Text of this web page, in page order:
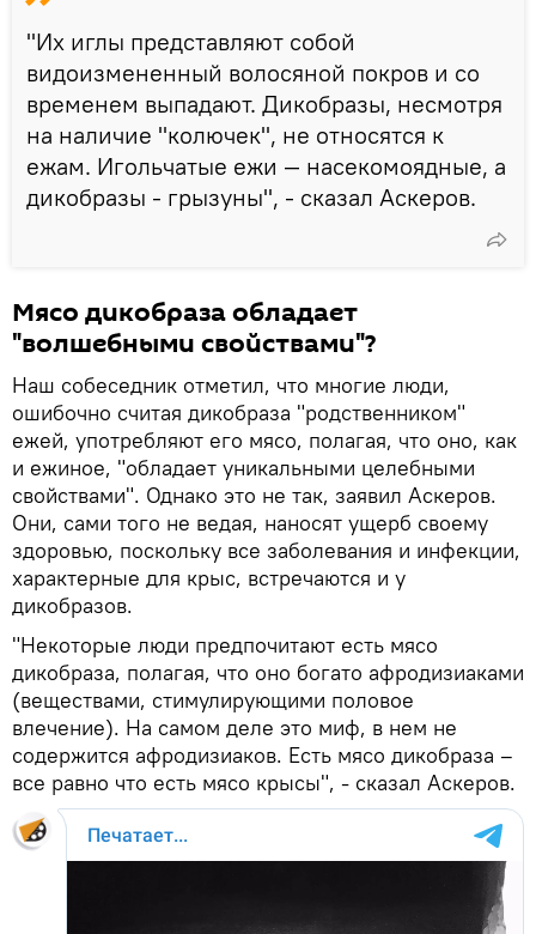
"Их иглы представляют собой
видоизмененный волосяной покров и со
временем выпадают. Дикобразы, несмотря
на наличие "колючек", не относятся к
ежам. Игольчатые ежи — насекомоядные, а
дикобразы - грызуны", - сказал Аскеров.
Мясо дикобраза обладает
"волшебными свойствами"?
Наш собеседник отметил, что многие люди,
ошибочно считая дикобраза "родственником"
ежей, употребляют его мясо, полагая, что оно, как
и ежиное, "обладает уникальными целебными
свойствами". Однако это не так, заявил Аскеров.
Они, сами того не ведая, наносят ущерб своему
здоровью, поскольку все заболевания и инфекции,
характерные для крыс, встречаются и у
дикобразов.
"Некоторые люди предпочитают есть мясо
дикобраза, полагая, что оно богато афродизиаками
(веществами, стимулирующими половое
влечение). На самом деле это миф, в нем не
содержится афродизиаков. Есть мясо дикобраза –
все равно что есть мясо крысы", - сказал Аскеров.